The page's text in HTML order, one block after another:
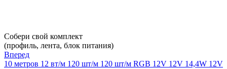
Собери свой комплект
(профиль, лента, блок питания)
Вперед
10 метров 12 вт/м 120 шт/м 120 шт/м RGB 12V 12V 14,4W 12V